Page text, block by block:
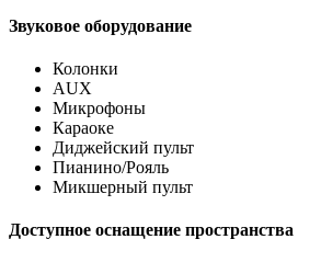
Звуковое оборудование
Колонки
AUX
Микрофоны
Караоке
Диджейский пульт
Пианино/Рояль
Микшерный пульт
Доступное оснащение пространства